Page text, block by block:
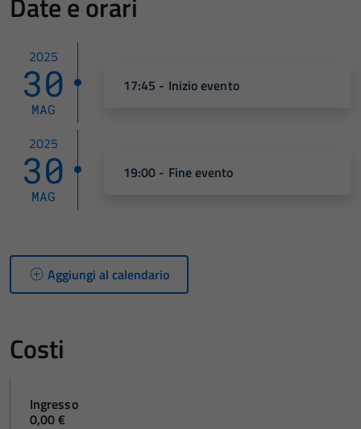
2025
30
MAG
17:45 - Inizio evento
2025
30
MAG
19:00 - Fine evento
Aggiungi al calendario
Costi
Ingresso
0,00 €